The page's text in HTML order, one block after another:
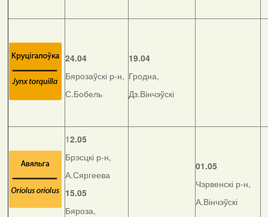
24.04
Бярозаўскі р-н,
С.Бобель
19.04
Гродна,
Дз.Вінчэўскі
12.05
Брэсцкі р-н,
А.Сяргеева
15.05
Бяроза,
01.05
Чэрвенскі р-н,
А.Вінчэўскі